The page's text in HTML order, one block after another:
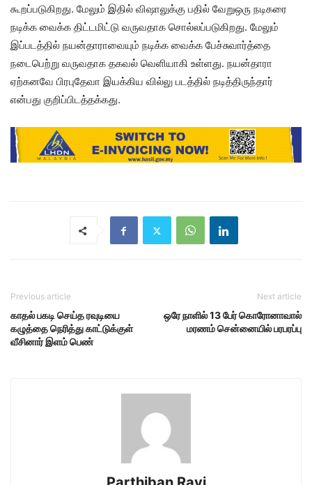
கூறப்படுகிறது. மேலும் இதில் விஷாலுக்கு பதில் வேறுஒரு நடிகரை
நடிக்க வைக்க திட்டமிட்டு வருவதாக சொல்லப்படுகிறது. மேலும்
இப்படத்தில் நயன்தாராவையும் நடிக்க வைக்க பேச்சுவார்த்தை
நடைபெற்று வருவதாக தகவல் வெளியாகி உள்ளது. நயன்தாரா
ஏற்கனவே பிரபுதேவா இயக்கிய வில்லு படத்தில் நடித்திருந்தார்
என்பது குறிப்பிடத்தக்கது.
Previous article
காதல் பகடி செய்த ரவுடியை
கழுத்தை நெரித்து காட்டுக்குள்
வீசினார் இளம் பெண்
Next article
ஒரே நாளில் 13 பேர் கொரோனாவால்
மரணம் சென்னையில் பரபரப்பு